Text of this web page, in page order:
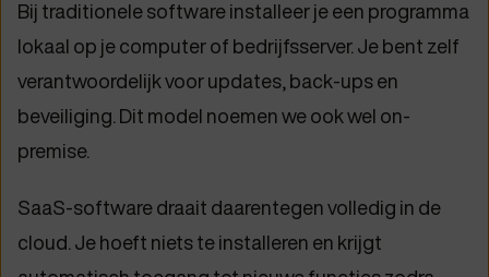
Bij traditionele software installeer je een programma
lokaal op je computer of bedrijfsserver. Je bent zelf
verantwoordelijk voor updates, back-ups en
beveiliging. Dit model noemen we ook wel on-
premise.
SaaS-software draait daarentegen volledig in de
cloud. Je hoeft niets te installeren en krijgt